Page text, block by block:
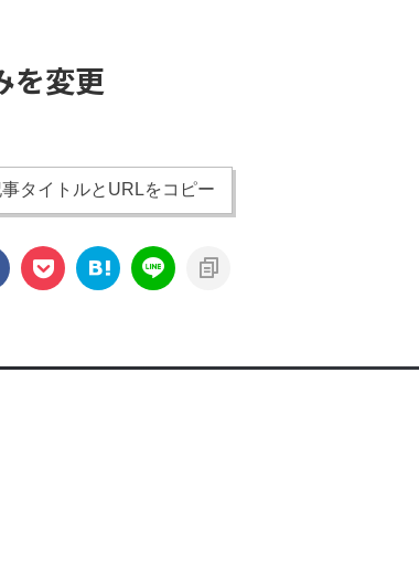
を変更
タイトルとURLをコピー